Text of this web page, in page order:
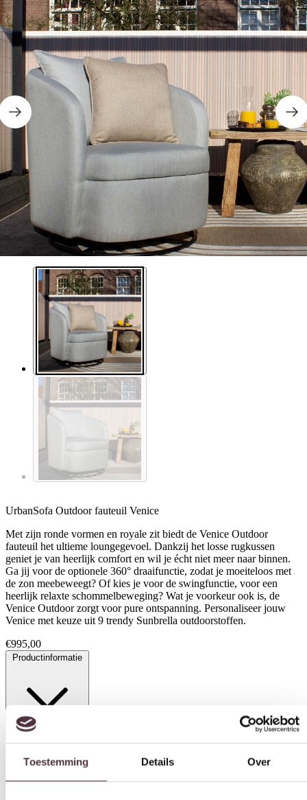
Toestemming Over
Deze website maakt gebruik van cookies
We gebruiken cookies om content en advertenties te
UrbanSofa Outdoor fauteuil Venice
Met zijn ronde vormen en royale zit biedt de Venice Outdoor
fauteuil het ultieme loungegevoel. Dankzij het losse rugkussen
geniet je van heerlijk comfort en wil je écht niet meer naar binnen.
Ga jij voor de optionele 360° draaifunctie, zodat je moeiteloos met
de zon meebeweegt? Of kies je voor de swingfunctie, voor een
heerlijk relaxte schommelbeweging? Wat je voorkeur ook is, de
Venice Outdoor zorgt voor pure ontspanning. Personaliseer jouw
Venice met keuze uit 9 trendy Sunbrella outdoorstoffen.
€995,00
Productinformatie
Specificaties